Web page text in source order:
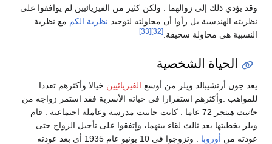
وقد يؤدي ذلك إلى زوالهما . ولكن كثير من الفيزيائيين لم يوافقوا على
نظريته الهندسية بل رأوا أن محاولته لتوحيد نظرية الكم مع نظرية
النسبية هي محاولة سخيفة. [32]
[33]
الحياة الشخصية
يعد جون أرتشيبالد ويلر من أوسع الفيزيائيين خيالا وأكثرهم تعددا
للمواهب .وأكثرهم استقرارا في حياته الأسرية فقد استمر زواجه من
جانيت هينجر
72 عاما . كانت جانيت مدرسة وعاملة اجتماعية . قام
ويلر بخطبتها بعد ثالث لقاء بينهما، وإتفقوا على تأجيل الزواج حتى
عودته من أوروبا
. وتزوجوا في 10 يونيو عام 1935 أي بعد عودته